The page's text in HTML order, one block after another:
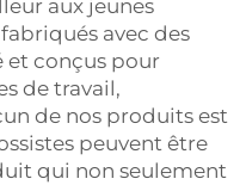
aux jeunes
avec des
et conçus pour
de travail,
de nos produits est
peuvent être
qui non seulement